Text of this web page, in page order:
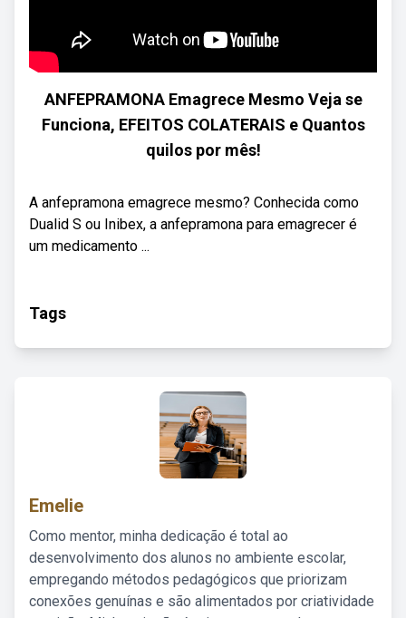
ANFEPRAMONA Emagrece Mesmo Veja se
Funciona, EFEITOS COLATERAIS e Quantos
quilos por mês!
A anfepramona emagrece mesmo? Conhecida como
Dualid S ou Inibex, a anfepramona para emagrecer é
um medicamento ...
Tags
Emelie
Como mentor, minha dedicação é total ao
desenvolvimento dos alunos no ambiente escolar,
empregando métodos pedagógicos que priorizam
conexões genuínas e são alimentados por criatividade